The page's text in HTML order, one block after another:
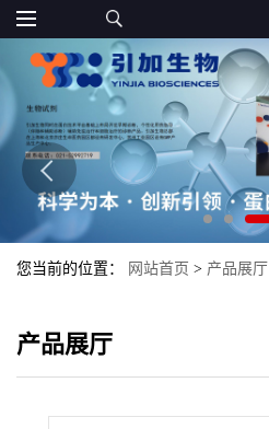
您当前的位置： 网站首页 > 产品展厅
产品展厅